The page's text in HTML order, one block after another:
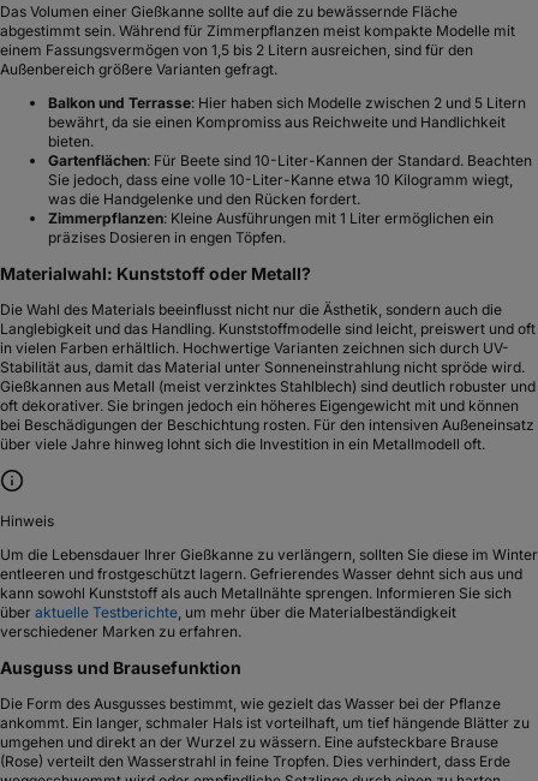
Das Volumen einer Gießkanne sollte auf die zu bewässernde Fläche
abgestimmt sein. Während für Zimmerpflanzen meist kompakte Modelle mit
einem Fassungsvermögen von 1,5 bis 2 Litern ausreichen, sind für den
Außenbereich größere Varianten gefragt.
Balkon und Terrasse: Hier haben sich Modelle zwischen 2 und 5 Litern
bewährt, da sie einen Kompromiss aus Reichweite und Handlichkeit
bieten.
Gartenflächen: Für Beete sind 10-Liter-Kannen der Standard. Beachten
Sie jedoch, dass eine volle 10-Liter-Kanne etwa 10 Kilogramm wiegt,
was die Handgelenke und den Rücken fordert.
Zimmerpflanzen: Kleine Ausführungen mit 1 Liter ermöglichen ein
präzises Dosieren in engen Töpfen.
Materialwahl: Kunststoff oder Metall?
Die Wahl des Materials beeinflusst nicht nur die Ästhetik, sondern auch die
Langlebigkeit und das Handling. Kunststoffmodelle sind leicht, preiswert und oft
in vielen Farben erhältlich. Hochwertige Varianten zeichnen sich durch UV-
Stabilität aus, damit das Material unter Sonneneinstrahlung nicht spröde wird.
Gießkannen aus Metall (meist verzinktes Stahlblech) sind deutlich robuster und
oft dekorativer. Sie bringen jedoch ein höheres Eigengewicht mit und können
bei Beschädigungen der Beschichtung rosten. Für den intensiven Außeneinsatz
über viele Jahre hinweg lohnt sich die Investition in ein Metallmodell oft.
Hinweis
Um die Lebensdauer Ihrer Gießkanne zu verlängern, sollten Sie diese im Winter
entleeren und frostgeschützt lagern. Gefrierendes Wasser dehnt sich aus und
kann sowohl Kunststoff als auch Metallnähte sprengen. Informieren Sie sich
über aktuelle Testberichte , um mehr über die Materialbeständigkeit
verschiedener Marken zu erfahren.
Ausguss und Brausefunktion
Die Form des Ausgusses bestimmt, wie gezielt das Wasser bei der Pflanze
ankommt. Ein langer, schmaler Hals ist vorteilhaft, um tief hängende Blätter zu
umgehen und direkt an der Wurzel zu wässern. Eine aufsteckbare Brause
(Rose) verteilt den Wasserstrahl in feine Tropfen. Dies verhindert, dass Erde